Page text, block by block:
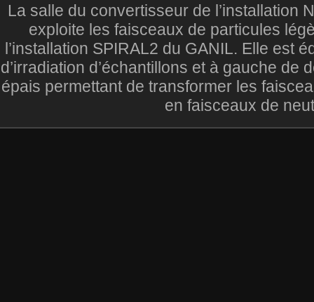
La salle du convertisseur de l’installation
exploite les faisceaux de particules
l’installation SPIRAL2 du GANIL. Elle est
d’irradiation d’échantillons et à gauche de
épais permettant de transformer les
en faisceaux de